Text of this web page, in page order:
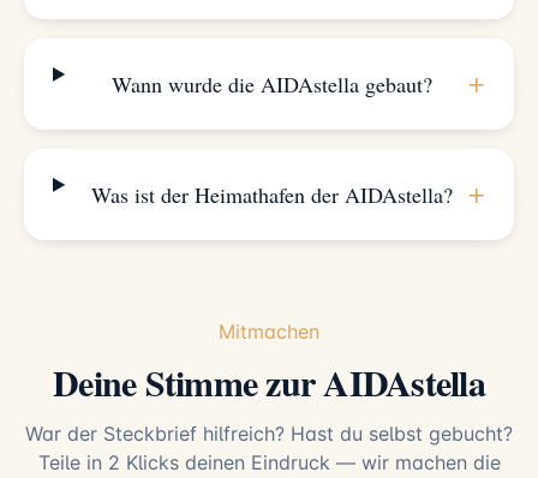
Wann wurde die AIDAstella gebaut? +
Was ist der Heimathafen der AIDAstella? +
Mitmachen
Deine Stimme zur AIDAstella
War der Steckbrief hilfreich? Hast du selbst gebucht?
Teile in 2 Klicks deinen Eindruck — wir machen die